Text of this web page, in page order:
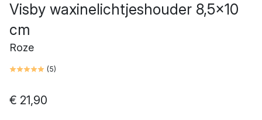
Visby waxinelichtjeshouder 8,5x10
cm
Roze
(5)
€ 21,90